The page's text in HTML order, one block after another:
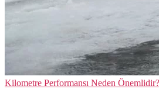
Kilometre Performansı Neden